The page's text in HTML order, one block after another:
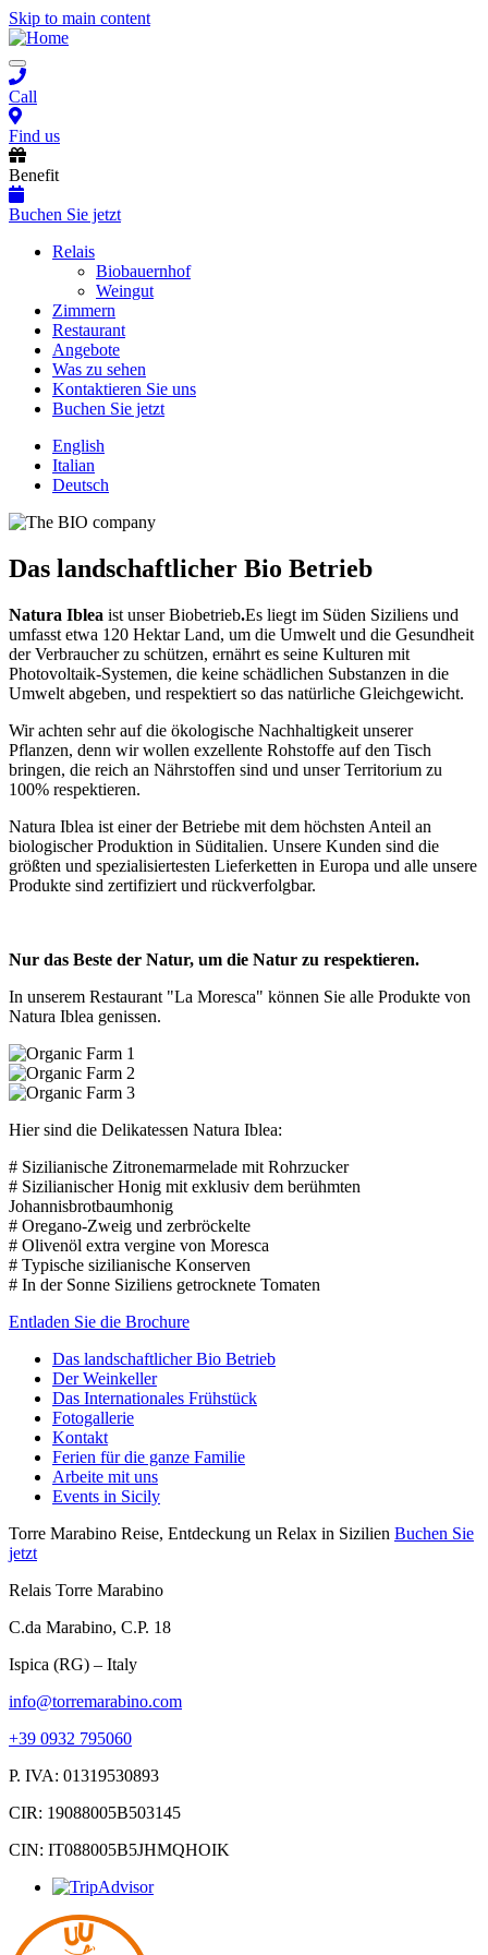
Skip to main content
Toggle
navigation
Call
Find us
Benefit
Buchen Sie jetzt
Main
navigation
Relais
Biobauernhof
Weingut
Zimmern
Restaurant
Angebote
Was zu sehen
Kontaktieren Sie uns
Buchen Sie jetzt
English
Italian
Deutsch
Das landschaftlicher Bio Betrieb
Natura Iblea ist unser Biobetrieb.Es liegt im Süden Siziliens und
umfasst etwa 120 Hektar Land, um die Umwelt und die Gesundheit
der Verbraucher zu schützen, ernährt es seine Kulturen mit
Photovoltaik-Systemen, die keine schädlichen Substanzen in die
Umwelt abgeben, und respektiert so das natürliche Gleichgewicht.
Wir achten sehr auf die ökologische Nachhaltigkeit unserer
Pflanzen, denn wir wollen exzellente Rohstoffe auf den Tisch
bringen, die reich an Nährstoffen sind und unser Territorium zu
100% respektieren.
Natura Iblea ist einer der Betriebe mit dem höchsten Anteil an
biologischer Produktion in Süditalien. Unsere Kunden sind die
größten und spezialisiertesten Lieferketten in Europa und alle unsere
Produkte sind zertifiziert und rückverfolgbar.
Nur das Beste der Natur, um die Natur zu respektieren.
In unserem Restaurant "La Moresca" können Sie alle Produkte von
Natura Iblea genissen.
Hier sind die Delikatessen Natura Iblea:
# Sizilianische Zitronemarmelade mit Rohrzucker
# Sizilianischer Honig mit exklusiv dem berühmten
Johannisbrotbaumhonig
# Oregano-Zweig und zerbröckelte
# Olivenöl extra vergine von Moresca
# Typische sizilianische Konserven
# In der Sonne Siziliens getrocknete Tomaten
Entladen Sie die Brochure
Das landschaftlicher Bio Betrieb
Der Weinkeller
Das Internationales Frühstück
Fotogallerie
Kontakt
Ferien für die ganze Familie
Arbeite mit uns
Events in Sicily
Torre Marabino Reise, Entdeckung un Relax in Sizilien Buchen Sie
jetzt
Relais Torre Marabino
C.da Marabino, C.P. 18
Ispica (RG) – Italy
info@torremarabino.com
+39 0932 795060
P. IVA: 01319530893
CIR: 19088005B503145
CIN: IT088005B5JHMQHOIK